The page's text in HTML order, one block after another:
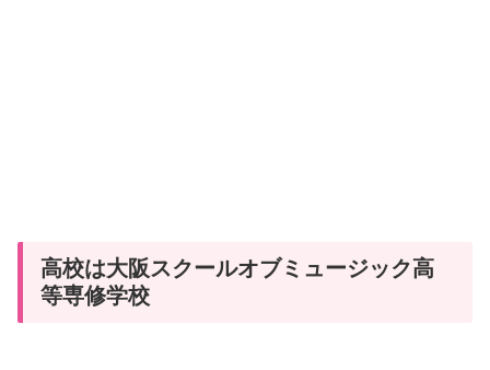
高校は大阪スクールオブミュージック高
等専修学校